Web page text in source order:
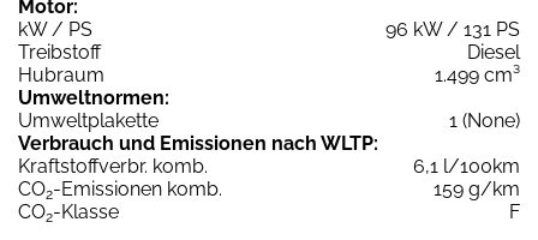
Motor:
kW / PS
96 kW / 131 PS
Treibstoff
Diesel
Hubraum
1.499 cm³
Umweltnormen:
Umweltplakette
1 (None)
Verbrauch und Emissionen nach WLTP:
Kraftstoffverbr. komb.
6,1 l/100km
CO2-Emissionen komb.
159 g/km
CO2-Klasse
F